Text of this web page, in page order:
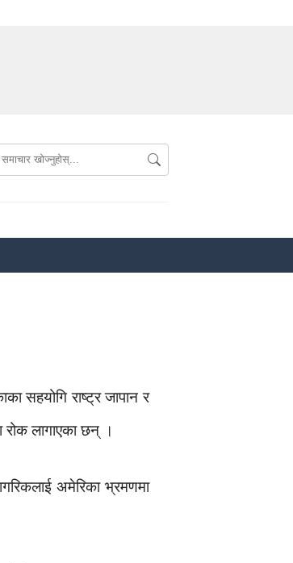
सहयोगि राष्ट्र जापान र
रोक लागाएका छन् ।
अमेरिका भ्रमणमा